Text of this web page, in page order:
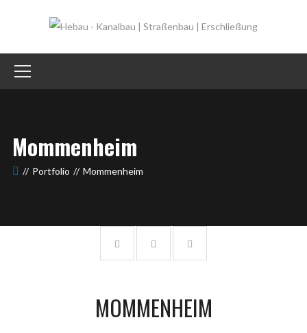
Mommenheim
Portfolio Mommenheim
MOMMENHEIM